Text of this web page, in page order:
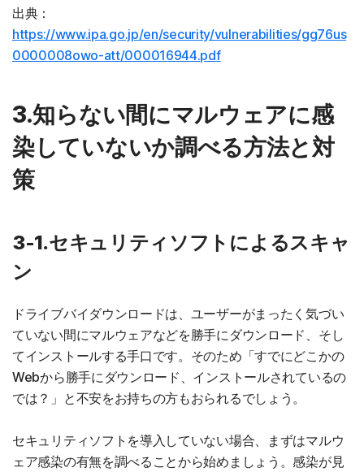
出典：
https://www.ipa.go.jp/en/security/vulnerabilities/gg76us
0000008owo-att/000016944.pdf
3.知らない間にマルウェアに感
染していないか調べる方法と対
策
3-1.セキュリティソフトによるスキャ
ン
ドライブバイダウンロードは、ユーザーがまったく気づい
ていない間にマルウェアなどを勝手にダウンロード、そし
てインストールする手口です。そのため「すでにどこかの
Webから勝手にダウンロード、インストールされているの
では？」と不安をお持ちの方もおられるでしょう。
セキュリティソフトを導入していない場合、まずはマルウ
ェア感染の有無を調べることから始めましょう。感染が見